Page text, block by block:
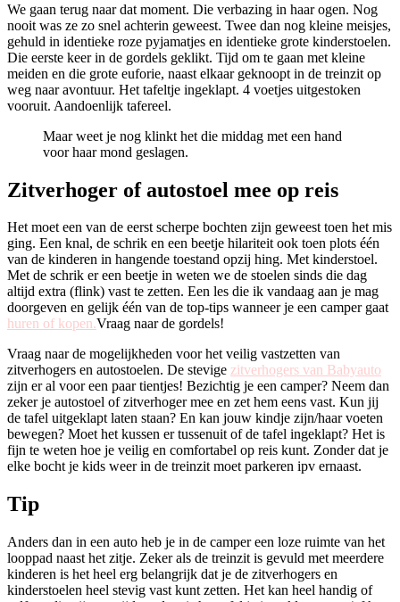
We gaan terug naar dat moment. Die verbazing in haar ogen. Nog
nooit was ze zo snel achterin geweest. Twee dan nog kleine meisjes,
gehuld in identieke roze pyjamatjes en identieke grote kinderstoelen.
Die eerste keer in de gordels geklikt. Tijd om te gaan met kleine
meiden en die grote euforie, naast elkaar geknoopt in de treinzit op
weg naar avontuur. Het tafeltje ingeklapt. 4 voetjes uitgestoken
vooruit. Aandoenlijk tafereel.
Maar weet je nog klinkt het die middag met een hand
voor haar mond geslagen.
Zitverhoger of autostoel mee op reis
Het moet een van de eerst scherpe bochten zijn geweest toen het mis
ging. Een knal, de schrik en een beetje hilariteit ook toen plots één
van de kinderen in hangende toestand opzij hing. Met kinderstoel.
Met de schrik er een beetje in weten we de stoelen sinds die dag
altijd extra (flink) vast te zetten. Een les die ik vandaag aan je mag
doorgeven en gelijk één van de top-tips wanneer je een camper gaat
huren of kopen.Vraag naar de gordels!
Vraag naar de mogelijkheden voor het veilig vastzetten van
zitverhogers en autostoelen. De stevige zitverhogers van Babyauto
zijn er al voor een paar tientjes! Bezichtig je een camper? Neem dan
zeker je autostoel of zitverhoger mee en zet hem eens vast. Kun jij
de tafel uitgeklapt laten staan? En kan jouw kindje zijn/haar voeten
bewegen? Moet het kussen er tussenuit of de tafel ingeklapt? Het is
fijn te weten hoe je veilig en comfortabel op reis kunt. Zonder dat je
elke bocht je kids weer in de treinzit moet parkeren ipv ernaast.
Tip
Anders dan in een auto heb je in de camper een loze ruimte van het
looppad naast het zitje. Zeker als de treinzit is gevuld met meerdere
kinderen is het heel erg belangrijk dat je de zitverhogers en
kinderstoelen heel stevig vast kunt zetten. Het kan heel handig of